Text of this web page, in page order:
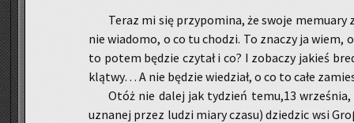
Teraz mi się przy­po­mi­na, że swoje me­mu­ary
nie wia­do­mo, o co tu cho­dzi. To zna­czy ja wiem,
to potem bę­dzie czy­tał i co? I zo­ba­czy ja­kieś
klą­twy… A nie bę­dzie wie­dział, o co to całe
Otóż nie dalej jak ty­dzień temu,13 wrze­śnia,
uzna­nej przez ludzi miary czasu) dzie­dzic wsi